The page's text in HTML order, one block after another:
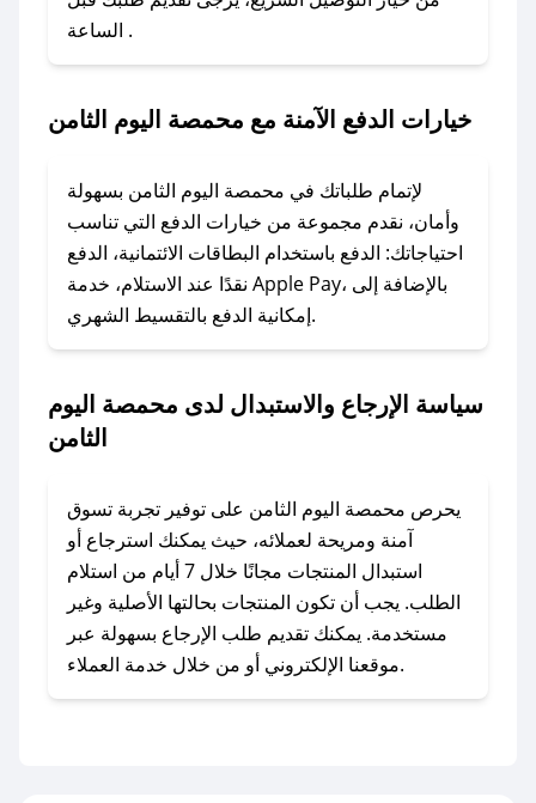
1. انسخ كود الخصم من تطبيق صحصح.
2. الصقه في خانة الدفع عند التسوق من محمصة
لا تقلق! يمكنك التواصل مع فريق دعم صحصح عبر
الرسائل الخاصة على تويتر أو البريد الإلكتروني،
وسنقوم بحل المشكلة في أسرع وقت ممكن.
### ماذا أفعل إذا لم أجد كود خصم لمتجري
المفضل؟
مراسلتنا مباشرة وسنعمل على توفير الكوبونات في
أسرع وقت ممكن.
### كيف تحصل على كوبونات خصم حصرية من
محمصة اليوم الثامن؟
للحصول على كوبونات وخصومات حصرية، قم بما
يلي:
الثامن في تطبيق صحصح.
الساعة .
خيارات الدفع الآمنة مع محمصة اليوم الثامن
لإتمام طلباتك في محمصة اليوم الثامن بسهولة
وأمان، نقدم مجموعة من خيارات الدفع التي تناسب
احتياجاتك: الدفع باستخدام البطاقات الائتمانية، الدفع
نقدًا عند الاستلام، خدمة Apple Pay، بالإضافة إلى
إمكانية الدفع بالتقسيط الشهري.
سياسة الإرجاع والاستبدال لدى محمصة اليوم
الثامن
يحرص محمصة اليوم الثامن على توفير تجربة تسوق
آمنة ومريحة لعملائه، حيث يمكنك استرجاع أو
استبدال المنتجات مجانًا خلال 7 أيام من استلام
الطلب. يجب أن تكون المنتجات بحالتها الأصلية وغير
مستخدمة. يمكنك تقديم طلب الإرجاع بسهولة عبر
موقعنا الإلكتروني أو من خلال خدمة العملاء.